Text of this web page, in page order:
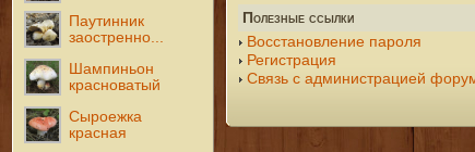
Паутинник
заостренно...
Шампиньон
красноватый
Сыроежка
красная
Полезные ссылки
Восстановление пароля
Регистрация
Связь с администрацией